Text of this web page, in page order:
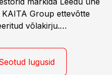
Group ettevõtte
võlakirju.
on 1000 eurot.
lugusid